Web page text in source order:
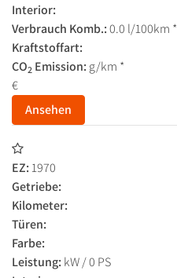
Interior:
Verbrauch Komb.:0.0 l/100km *
Kraftstoffart:
CO2 Emission: g/km *
€
Ansehen
EZ: 1970
Getriebe:
Kilometer:
Türen:
Farbe:
Leistung: kW / 0 PS